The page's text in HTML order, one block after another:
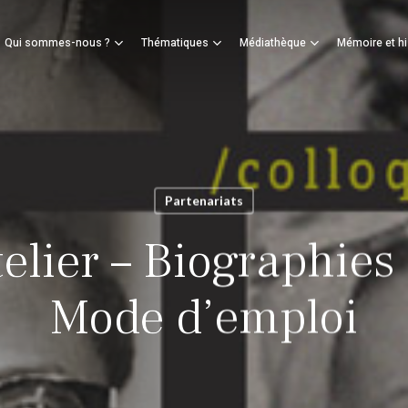
Qui sommes-nous ? Thématiques Médiathèque Mémoire et
Panier
Partenariats
–
Mode d’emploi